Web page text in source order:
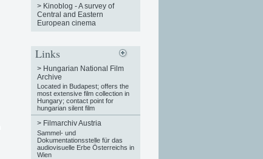
> Kinoblog - A survey of
Central and Eastern
European cinema
Links
> Hungarian National Film
Archive
Located in Budapest; offers the
most extensive film collection in
Hungary; contact point for
hungarian silent film
> Filmarchiv Austria
Sammel- und
Dokumentationsstelle für das
audiovisuelle Erbe Österreichs in
Wien